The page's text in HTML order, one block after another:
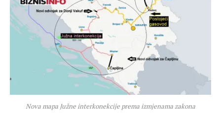
Nova mapa Južne interkonekcije prema izmjenama zakona